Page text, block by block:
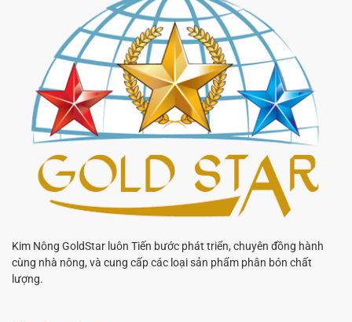
Kim Nông GoldStar luôn Tiến bước phát triển, chuyên đồng hành
cùng nhà nông, và cung cấp các loại sản phẩm phân bón chất
lượng.